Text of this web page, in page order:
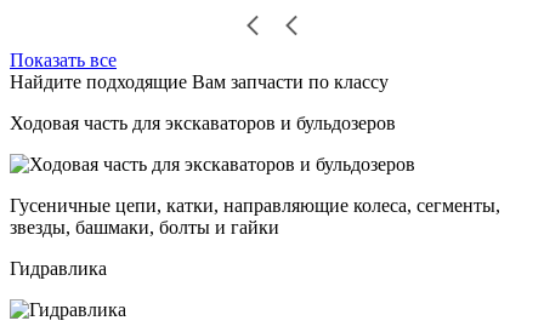
Показать все
Найдите подходящие Вам запчасти по классу
Ходовая часть для экскаваторов и бульдозеров
Гусеничные цепи, катки, направляющие колеса, сегменты,
звезды, башмаки, болты и гайки
Гидравлика